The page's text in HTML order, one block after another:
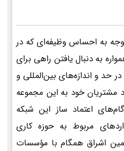
به احساس وظیفه‌ای که در
به دنبال یافتن راهی برای
حد و اندازه‌های بین‌المللی و
مشتریان خود به این مجموعه
اعتماد ساز این شبکه
مربوط به حوزه کاری
اشراق همگام با مؤسسات